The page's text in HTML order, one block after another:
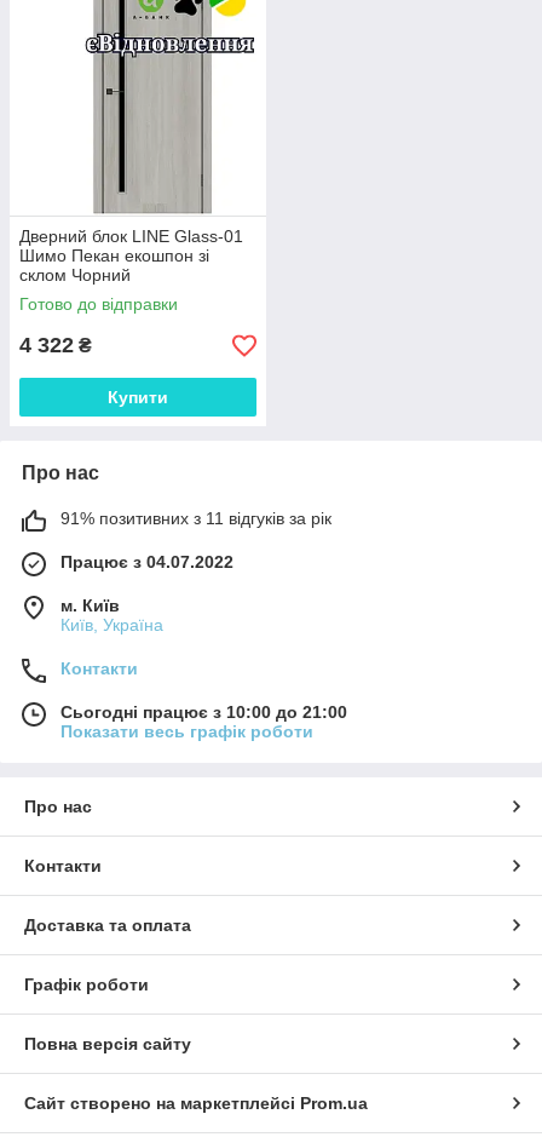
Дверний блок LINE Glass-01
Шимо Пекан екошпон зі
склом Чорний
Готово до відправки
4 322 ₴
Купити
Про нас
91% позитивних з 11 відгуків за рік
Працює з 04.07.2022
м. Київ
Київ, Україна
Контакти
Сьогодні працює з 10:00 до 21:00
Показати весь графік роботи
Про нас
Контакти
Доставка та оплата
Графік роботи
Повна версія сайту
Сайт створено на маркетплейсі Prom.ua